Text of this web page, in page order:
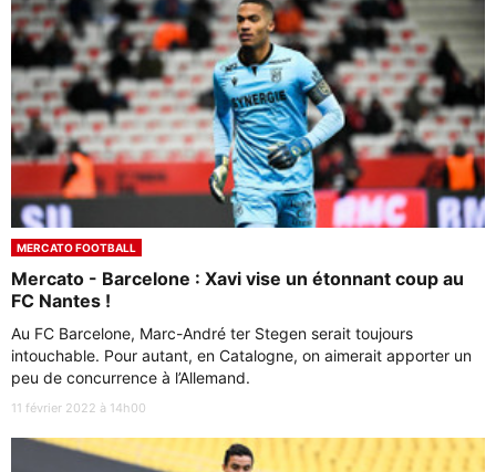
MERCATO FOOTBALL
Mercato - Barcelone : Xavi vise un étonnant coup au
FC Nantes !
Au FC Barcelone, Marc-André ter Stegen serait toujours
intouchable. Pour autant, en Catalogne, on aimerait apporter un
peu de concurrence à l’Allemand.
11 février 2022 à 14h00